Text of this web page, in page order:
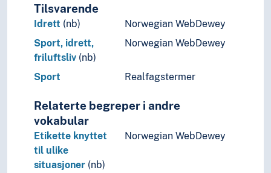
Tilsvarende
Idrett (nb)
Norwegian WebDewey
Sport, idrett,
friluftsliv (nb)
Norwegian WebDewey
Sport Realfagstermer
Relaterte begreper i andre
vokabular
Etikette knyttet
til ulike
situasjoner (nb)
Norwegian WebDewey